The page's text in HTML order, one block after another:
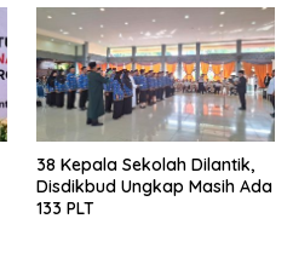
38 Kepala Sekolah Dilantik,
Disdikbud Ungkap Masih Ada
133 PLT